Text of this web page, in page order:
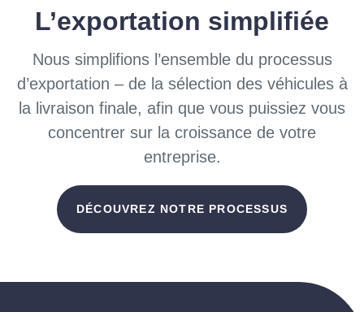
L’exportation simplifiée
Nous simplifions l’ensemble du processus
d’exportation – de la sélection des véhicules à
la livraison finale, afin que vous puissiez vous
concentrer sur la croissance de votre
entreprise.
DÉCOUVREZ NOTRE PROCESSUS